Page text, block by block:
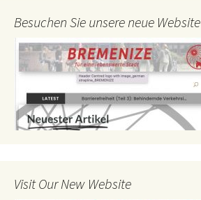
Besuchen Sie unsere neue Website
Visit Our New Website